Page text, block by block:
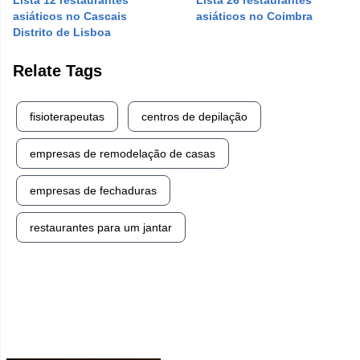
asiáticos no Cascais
Distrito de Lisboa
asiáticos no Coimbra
Relate Tags
fisioterapeutas centros de depilação
empresas de remodelação de casas
empresas de fechaduras
restaurantes para um jantar